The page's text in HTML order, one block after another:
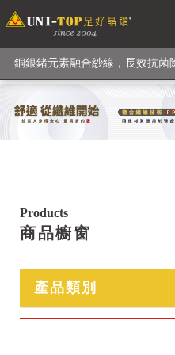
級高性能纖維素材
銅銀鍺元素融合紗線，長效抗
【快來點我】H型銅銀纖維長效
Products
商品櫥窗
產品類別